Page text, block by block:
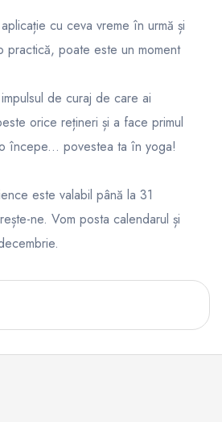
cu ceva vreme în urmă și
practică, poate este un moment
de curaj de care ai
orice rețineri și a face primul
începe... povestea ta în yoga!
este valabil până la 31
ne. Vom posta calendarul și